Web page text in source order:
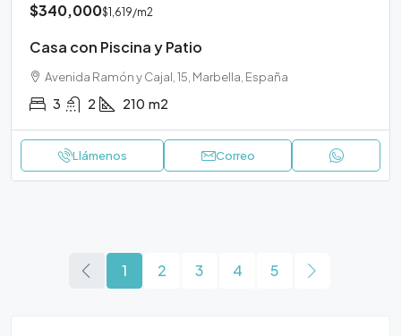
$340,000$1,619/m2
Casa con Piscina y Patio
Avenida Ramón y Cajal, 15, Marbella, España
3 2 210 m2
Llámenos Correo
1 2 3 4 5